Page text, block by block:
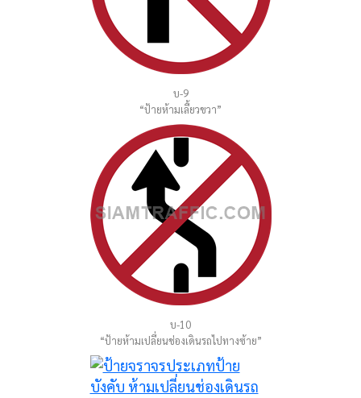
บ-9
“ป้ายห้ามเลี้ยวขวา”
บ-10
“ป้ายห้ามเปลี่ยนช่องเดินรถไปทางซ้าย”